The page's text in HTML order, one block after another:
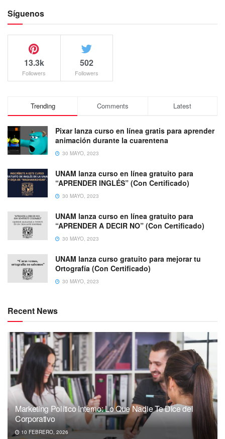
Síguenos
13.3k
Followers
502
Followers
Trending Comments Latest
Pixar lanza curso en línea gratis para aprender
animación durante la cuarentena
30 MAYO, 2023
UNAM lanza curso en línea gratuito para
“APRENDER INGLÉS” (Con Certificado)
30 MAYO, 2023
UNAM lanza curso en línea gratuito para
“APRENDER A DECIR NO” (Con Certificado)
30 MAYO, 2023
UNAM lanza curso gratuito para mejorar tu
Ortografía (Con Certificado)
30 MAYO, 2023
Recent News
Marketing Político Interno: Lo Que Nadie Te Dice del
Corporativo
10 FEBRERO, 2026